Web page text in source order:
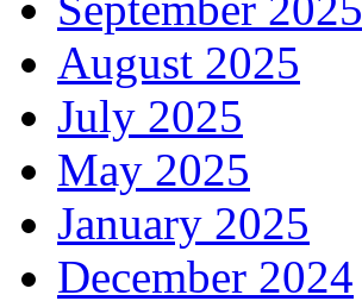
August 2025
July 2025
May 2025
January 2025
December 2024